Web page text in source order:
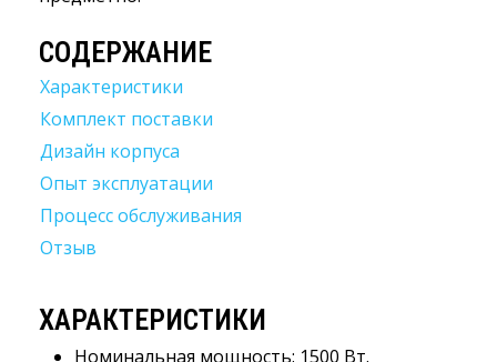
СОДЕРЖАНИЕ
Характеристики
Комплект поставки
Дизайн корпуса
Опыт эксплуатации
Процесс обслуживания
Отзыв
ХАРАКТЕРИСТИКИ
Номинальная мощность: 1500 Вт.